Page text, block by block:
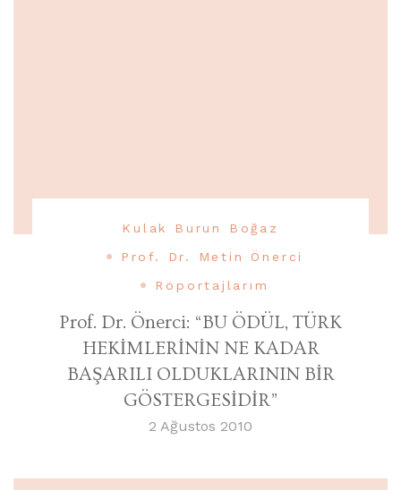
Kulak Burun Boğaz
Prof. Dr. Metin Önerci
Röportajlarım
Prof. Dr. Önerci: “BU ÖDÜL, TÜRK
HEKİMLERİNİN NE KADAR
BAŞARILI OLDUKLARININ BİR
GÖSTERGESİDİR”
2 Ağustos 2010